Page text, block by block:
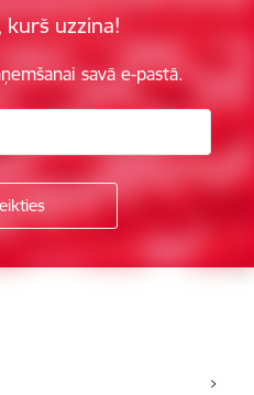
kurš uzzina!
savā e-pastā.